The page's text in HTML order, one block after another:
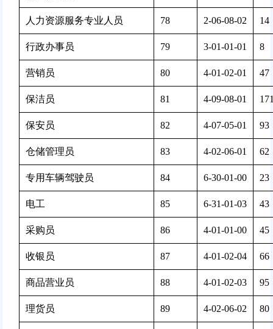
人力资源服务专业人员 78 2-06-08-02 14
行政办事员 79 3-01-01-01 8
营销员 80 4-01-02-01 47
保洁员 81 4-09-08-01
保安员 82 4-07-05-01 93
仓储管理员 83 4-02-06-01 62
专用车辆驾驶员 84 6-30-01-00 23
电工 85 6-31-01-03 43
采购员 86 4-01-01-00 45
收银员 87 4-01-02-04 66
商品营业员 88 4-01-02-03 95
理货员 89 4-02-06-02 80